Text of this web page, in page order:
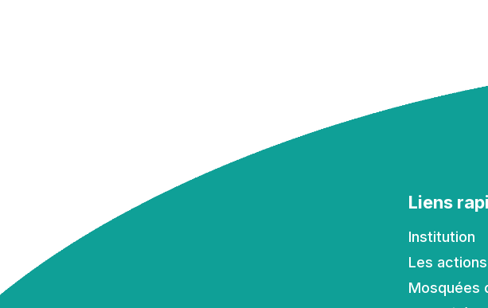
Liens
Institution
Les
Mosquées